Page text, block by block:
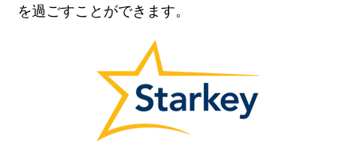
を過ごすことができます。